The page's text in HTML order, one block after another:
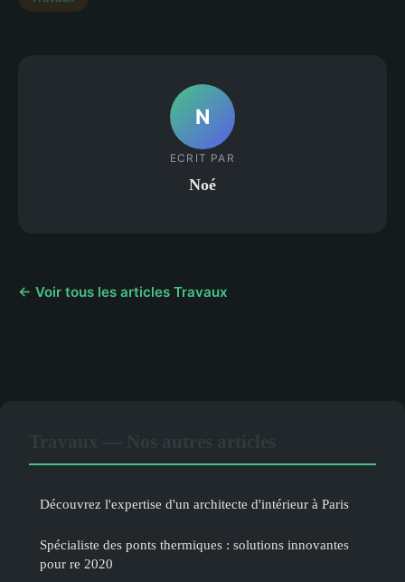
N
ECRIT PAR
Noé
← Voir tous les articles Travaux
Découvrez l'expertise d'un architecte d'intérieur à Paris
Spécialiste des ponts thermiques : solutions innovantes
pour re 2020